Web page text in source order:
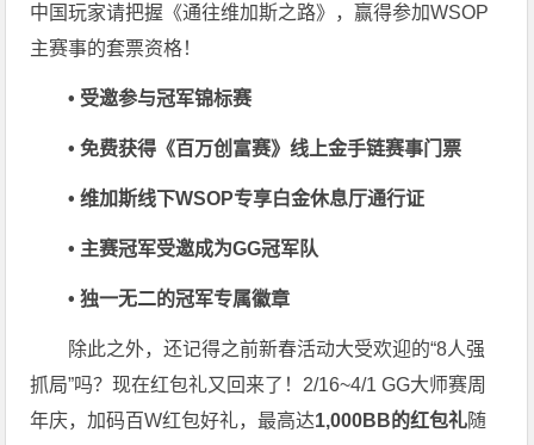
中国玩家请把握《通往维加斯之路》，赢得参加WSOP
主赛事的套票资格！
• 受邀参与冠军锦标赛
• 免费获得《百万创富赛》线上金手链赛事门票
• 维加斯线下WSOP专享白金休息厅通行证
• 主赛冠军受邀成为GG冠军队
• 独一无二的冠军专属徽章
除此之外，还记得之前新春活动大受欢迎的“8人强
抓局”吗？现在红包礼又回来了！2/16~4/1 GG大师赛周
年庆，加码百W红包好礼，最高达1,000BB的红包礼随